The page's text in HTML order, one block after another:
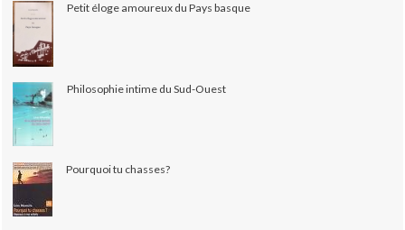
Petit éloge amoureux du Pays basque
Philosophie intime du Sud-Ouest
Pourquoi tu chasses?